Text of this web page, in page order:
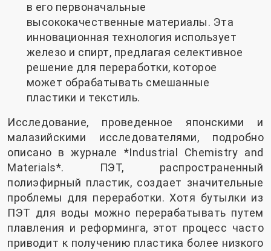
в его первоначальные
высококачественные материалы. Эта
инновационная технология использует
железо и спирт, предлагая селективное
решение для переработки, которое
может обрабатывать смешанные
пластики и текстиль.
Исследование, проведенное японскими и
малазийскими исследователями, подробно
описано в журнале *Industrial Chemistry and
Materials*. ПЭТ, распространенный
полиэфирный пластик, создает значительные
проблемы для переработки. Хотя бутылки из
ПЭТ для воды можно перерабатывать путем
плавления и реформинга, этот процесс часто
приводит к получению пластика более низкого